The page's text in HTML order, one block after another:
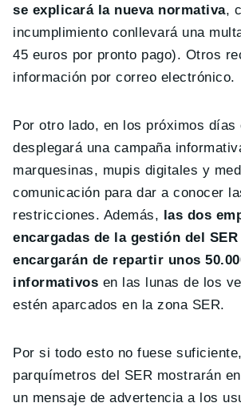
se explicará la nueva normativa,
incumplimiento conllevará una
45 euros por pronto pago). Otros
información por correo electrónico.
Por otro lado, en los próximos días
desplegará una campaña
marquesinas, mupis digitales y
comunicación para dar a conocer
restricciones. Además, las dos
encargadas de la gestión del
encargarán de repartir unos
informativos en las lunas de los
estén aparcados en la zona SER.
Por si todo esto no fuese
parquímetros del SER mostrarán
un mensaje de advertencia a los